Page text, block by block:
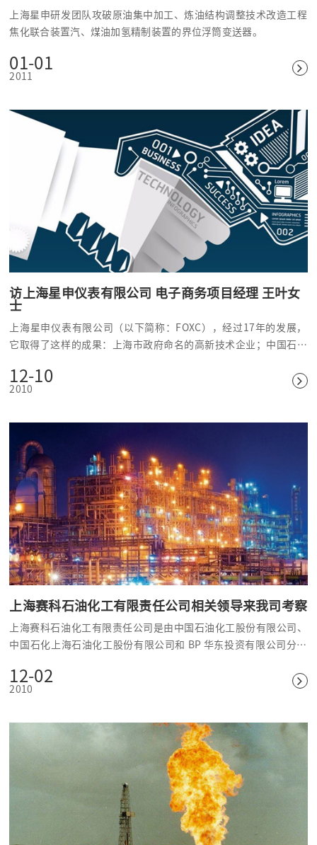
上海星申研发团队攻破原油集中加工、炼油结构调整技术改造工程
焦化联合装置汽、煤油加氢精制装置的界位浮筒变送器。
01-01
2011
访上海星申仪表有限公司 电子商务项目经理 王叶女
士
上海星申仪表有限公司（以下简称：FOXC），经过17年的发展，
它取得了这样的成果：上海市政府命名的高新技术企业；中国石化
石化工程建设推荐产品企业；全国化工自控设计定点产品企业；通
过中国船级社（CCS）船用产品认证和德国劳氏（GL）产品认证；
最熟悉的会员之一，同时借着这样难得的机会，我们走进他们的展
台进行了零距离接触。
12-10
2010
上海赛科石油化工有限责任公司相关领导来我司考察
上海赛科石油化工有限责任公司是由中国石油化工股份有限公司、
中国石化上海石油化工股份有限公司和 BP 华东投资有限公司分别
元，是目前国内最大的中外合资石化项目之一。
12-02
2010